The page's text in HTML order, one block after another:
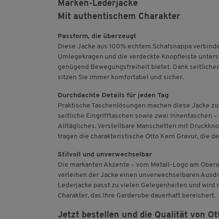
Marken-Lederjacke
Mit authentischem Charakter
Passform, die überzeugt
Diese Jacke aus 100% echtem Schafsnappa
Umlegekragen und die verdeckte Knopfleiste
genügend Bewegungsfreiheit bietet. Dank
sitzen Sie immer komfortabel und sicher.
Durchdachte Details für jeden Tag
Praktische Taschenlösungen machen diese Jacke
seitliche Eingrifftaschen sowie zwei Innentaschen
Alltägliches. Verstellbare Manschetten mit
tragen die charakteristische Otto Kern Gravur, die
Stilvoll und unverwechselbar
Die markanten Akzente – vom Metall-Logo am
verleihen der Jacke einen unverwechselbaren
Lederjacke passt zu vielen Gelegenheiten und
Charakter, das Ihre Garderobe dauerhaft bereichert.
Jetzt bestellen und die Qualität von